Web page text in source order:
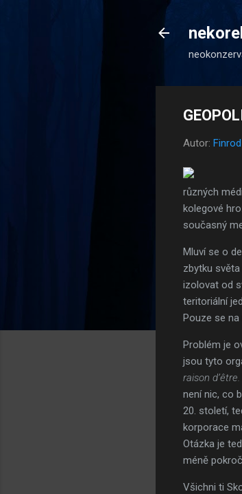
Autor:
různých
kolegové
současný
Mluví se o
zbytku
izolovat od
teritoriální
Pouze se
Problém je
jsou tyto
raison d’être.
není nic, co
20. století,
korporace
Otázka je
méně
Všichni ti